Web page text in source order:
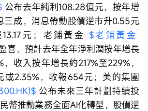
公布去年純利108.28億元，按年增
三成，消息帶動股價逆市升0.55元
元；老鋪黃金 $老鋪黃金
喜，預計去年全年淨利潤按年增長
收入按年增長約217%至229%，
或2.35%，收報654元；美的集團
公布未來三年計劃持續投
幣推動業務全面AI化轉型，股價逆